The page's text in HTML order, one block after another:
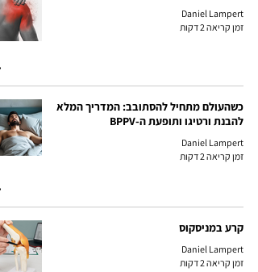
Daniel Lampert
זמן קריאה 2 דקות
כשהעולם מתחיל להסתובב: המדריך המלא
להבנת ורטיגו ותופעת ה-BPPV
Daniel Lampert
זמן קריאה 2 דקות
קרע במניסקוס
Daniel Lampert
זמן קריאה 2 דקות